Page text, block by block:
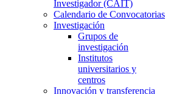
Investigador (CAIT)
Calendario de Convocatorias
Investigación
Grupos de
investigación
Institutos
universitarios y
centros
Innovación y transferencia